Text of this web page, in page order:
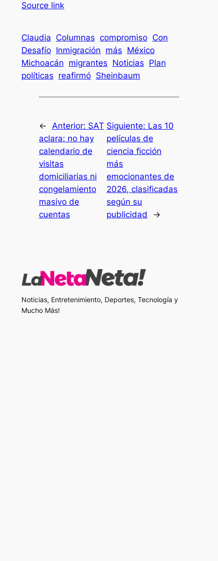
Source link
Claudia Columnas compromiso Con
Desafío Inmigración más México
Michoacán migrantes Noticias Plan
políticas reafirmó Sheinbaum
← Anterior: SAT
aclara: no hay
calendario de
visitas
domiciliarias ni
congelamiento
masivo de
cuentas
Siguiente: Las 10
películas de
ciencia ficción
más
emocionantes de
2026, clasificadas
según su
publicidad
→
Noticias, Entretenimiento, Deportes, Tecnología y
Mucho Más!